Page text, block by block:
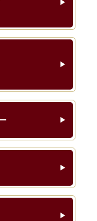
▶︎
▶︎
▶︎
▶︎
▶︎